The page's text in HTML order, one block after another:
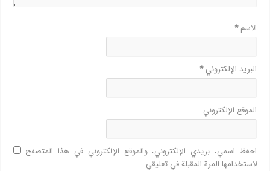
الاسم*
البريد الإلكتروني*
الموقع الإلكتروني
احفظ اسمي، بريدي الإلكتروني، والموقع الإلكتروني في هذا المتصفح
لاستخدامها المرة المقبلة في تعليقي.